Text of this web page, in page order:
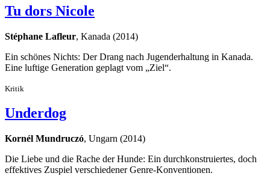
Tu dors Nicole
Stéphane Lafleur, Kanada (2014)
Ein schönes Nichts: Der Drang nach Jugenderhaltung in Kanada.
Eine luftige Generation geplagt vom „Ziel“.
Kritik
Underdog
Kornél Mundruczó, Ungarn (2014)
Die Liebe und die Rache der Hunde: Ein durchkonstruiertes, doch
effektives Zuspiel verschiedener Genre-Konventionen.